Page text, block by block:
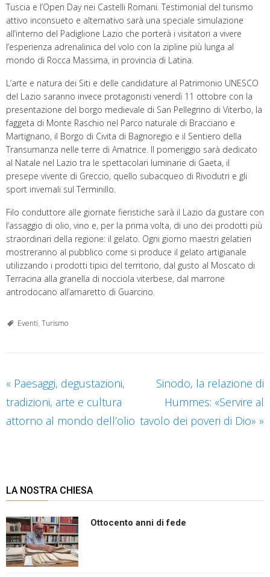
Tuscia e l’Open Day nei Castelli Romani. Testimonial del turismo
attivo inconsueto e alternativo sarà una speciale simulazione
all’interno del Padiglione Lazio che porterà i visitatori a vivere
l’esperienza adrenalinica del volo con la zipline più lunga al
mondo di Rocca Massima, in provincia di Latina.
L’arte e natura dei Siti e delle candidature al Patrimonio UNESCO
del Lazio saranno invece protagonisti venerdì 11 ottobre con la
presentazione del borgo medievale di San Pellegrino di Viterbo, la
faggeta di Monte Raschio nel Parco naturale di Bracciano e
Martignano, il Borgo di Civita di Bagnoregio e il Sentiero della
Transumanza nelle terre di Amatrice. Il pomeriggio sarà dedicato
al Natale nel Lazio tra le spettacolari luminarie di Gaeta, il
presepe vivente di Greccio, quello subacqueo di Rivodutri e gli
sport invernali sul Terminillo.
Filo conduttore alle giornate fieristiche sarà il Lazio da gustare con
l’assaggio di olio, vino e, per la prima volta, di uno dei prodotti più
straordinari della regione: il gelato. Ogni giorno maestri gelatieri
mostreranno al pubblico come si produce il gelato artigianale
utilizzando i prodotti tipici del territorio, dal gusto al Moscato di
Terracina alla granella di nocciola viterbese, dal marrone
antrodocano all’amaretto di Guarcino.
Eventi, Turismo
« Paesaggi, degustazioni,
tradizioni, arte e cultura
attorno al mondo dell’olio
Sinodo, la relazione di
Hummes: «Servire al
tavolo dei poveri di Dio» »
LA NOSTRA CHIESA
Ottocento anni di fede